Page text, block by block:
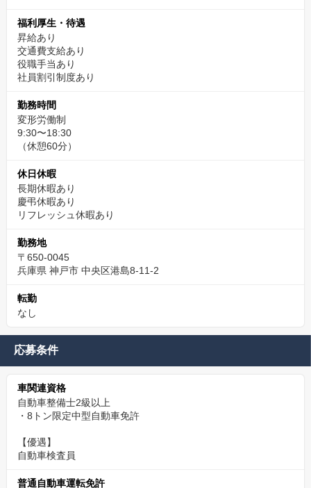
福利厚生・待遇
昇給あり
交通費支給あり
役職手当あり
社員割引制度あり
勤務時間
変形労働制
9:30〜18:30
（休憩60分）
休日休暇
長期休暇あり
慶弔休暇あり
リフレッシュ休暇あり
勤務地
〒650-0045
兵庫県 神戸市 中央区港島8-11-2
転勤
なし
応募条件
車関連資格
自動車整備士2級以上
・8トン限定中型自動車免許
【優遇】
自動車検査員
普通自動車運転免許